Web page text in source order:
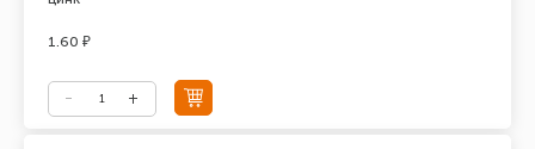
1.60 ₽